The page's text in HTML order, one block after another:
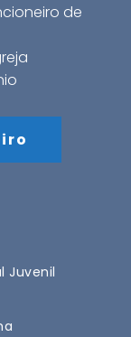
de
Juvenil